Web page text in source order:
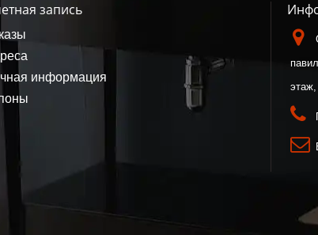
запись
информация